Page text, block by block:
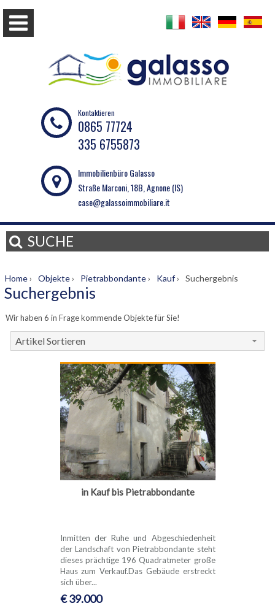
Kontaktieren
0865 77724
335 6755873
Immobilienbüro Galasso
Straße Marconi, 18B, Agnone (IS)
case@galassoimmobiliare.it
SUCHE
Home› Objekte› Pietrabbondante› Kauf› Suchergebnis
Suchergebnis
Wir haben 6 in Frage kommende Objekte für Sie!
Artikel Sortieren
in Kauf bis Pietrabbondante
Inmitten der Ruhe und Abgeschiedenheit
der Landschaft von Pietrabbondante steht
dieses prächtige 196 Quadratmeter große
Haus zum Verkauf.Das Gebäude erstreckt
sich über...
€ 39.000